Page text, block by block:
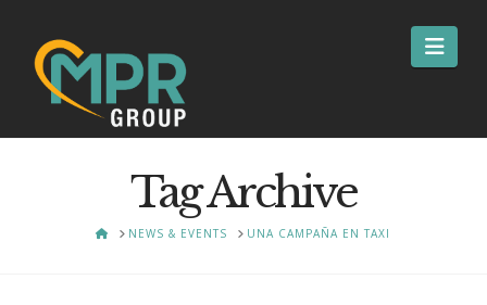
Tag Archive
HOMENEWS & EVENTS UNA CAMPAÑA EN TAXI